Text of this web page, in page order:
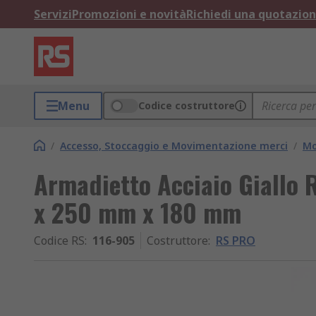
ServiziPromozioni e novitàRichiedi una
Menu Codice costruttore
/ Accesso, Stoccaggio e Movimentazione merci /
Armadietto Acciaio Giallo
x 250 mm x 180 mm
Codice RS: 116-905 Costruttore: RS PRO